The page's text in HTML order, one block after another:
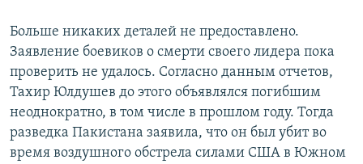
Больше никаких деталей не предоставлено.
Заявление боевиков о смерти своего лидера пока
проверить не удалось. Согласно данным отчетов,
Тахир Юлдушев до этого объявлялся погибшим
неоднократно, в том числе в прошлом году. Тогда
разведка Пакистана заявила, что он был убит во
время воздушного обстрела силами США в Южном